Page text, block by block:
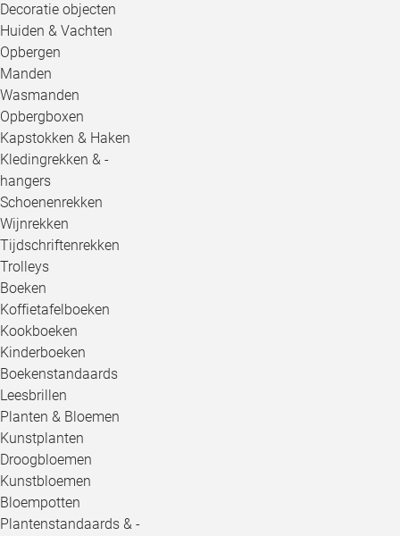
Decoratie objecten
Huiden & Vachten
Opbergen
Manden
Wasmanden
Opbergboxen
Kapstokken & Haken
Kledingrekken & -
hangers
Schoenenrekken
Wijnrekken
Tijdschriftenrekken
Trolleys
Boeken
Koffietafelboeken
Kookboeken
Kinderboeken
Boekenstandaards
Leesbrillen
Planten & Bloemen
Kunstplanten
Droogbloemen
Kunstbloemen
Bloempotten
Plantenstandaards & -